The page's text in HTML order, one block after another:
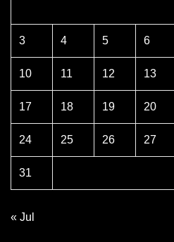
3 4 5 6
10 11 12 13
17 18 19 20
24 25 26 27
31
« Jul